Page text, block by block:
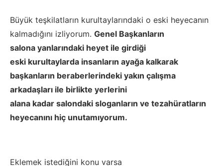
Büyük teşkilatların kurultaylarındaki o eski heyecanın
kalmadığını izliyorum. Genel Başkanların
salona yanlarındaki heyet ile girdiği
eski kurultaylarda insanların ayağa kalkarak
başkanların beraberlerindeki yakın çalışma
arkadaşları ile birlikte yerlerini
alana kadar salondaki sloganların ve tezahüratların
heyecanını hiç unutamıyorum.
Eklemek istediğini konu varsa